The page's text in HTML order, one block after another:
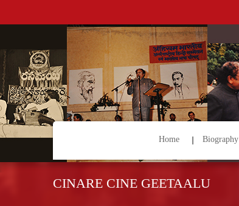
Home Biography
CINARE CINE GEETAALU